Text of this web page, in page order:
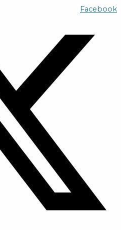
تخطي
إلى
Facebook